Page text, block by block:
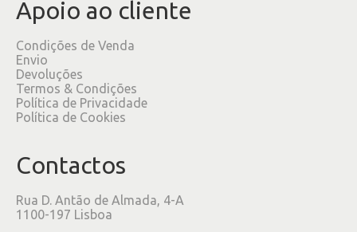
Apoio ao cliente
Condições de Venda
Envio
Devoluções
Termos & Condições
Política de Privacidade
Política de Cookies
Contactos
Rua D. Antão de Almada, 4-A
1100-197 Lisboa